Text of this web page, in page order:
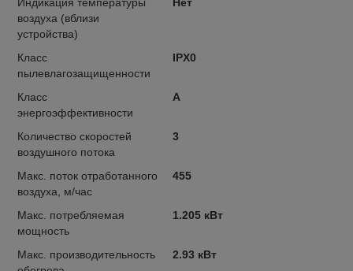
воздуха (вблизи
устройства)
Класс
пылевлагозащищенности
IPX0
Класс
энергоэффективности
A
Количество скоростей
воздушного потока
3
Макс. поток отработанного
воздуха, м/час
455
Макс. потребляемая
мощность
1.205 кВт
Макс. производительность
2.93 кВт